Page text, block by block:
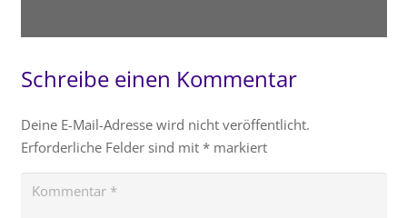
Schreibe einen Kommentar
Deine E-Mail-Adresse wird nicht veröffentlicht.
Erforderliche Felder sind mit *markiert